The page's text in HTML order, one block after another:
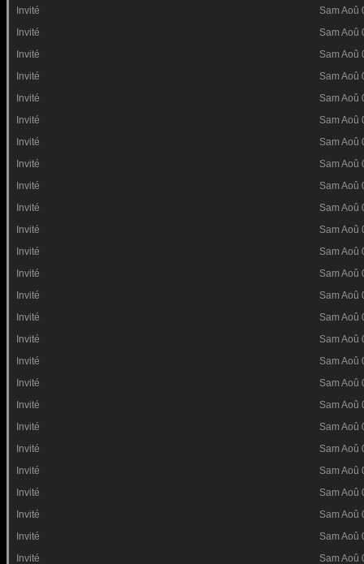
Invité
Sam Aoû
Invité
Sam Aoû
Invité
Sam Aoû
Invité
Sam Aoû
Invité
Sam Aoû
Invité
Sam Aoû
Invité
Sam Aoû
Invité
Sam Aoû
Invité
Sam Aoû
Invité
Sam Aoû
Invité
Sam Aoû
Invité
Sam Aoû
Invité
Sam Aoû
Invité
Sam Aoû
Invité
Sam Aoû
Invité
Sam Aoû
Invité
Sam Aoû
Invité
Sam Aoû
Invité
Sam Aoû
Invité
Sam Aoû
Invité
Sam Aoû
Invité
Sam Aoû
Invité
Sam Aoû
Invité
Sam Aoû
Invité
Sam Aoû
Invité
Sam Aoû